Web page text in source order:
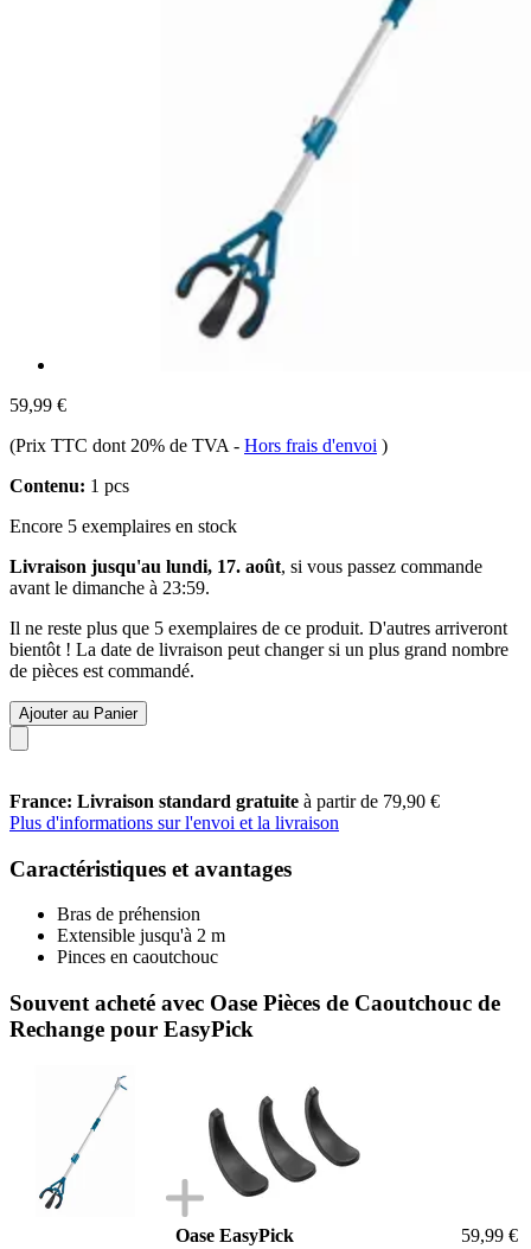
59,99 €
(Prix TTC dont 20% de TVA - Hors frais d'envoi )
Contenu: 1 pcs
Encore 5 exemplaires en stock
Livraison jusqu'au lundi, 17. août, si vous passez commande
avant le dimanche à 23:59.
Il ne reste plus que 5 exemplaires de ce produit. D'autres arriveront
bientôt ! La date de livraison peut changer si un plus grand nombre
de pièces est commandé.
Ajouter au Panier
France: Livraison standard gratuite à partir de 79,90 €
Plus d'informations sur l'envoi et la livraison
Caractéristiques et avantages
Bras de préhension
Extensible jusqu'à 2 m
Pinces en caoutchouc
Souvent acheté avec Oase Pièces de Caoutchouc de
Rechange pour EasyPick
Oase EasyPick
59,99 €